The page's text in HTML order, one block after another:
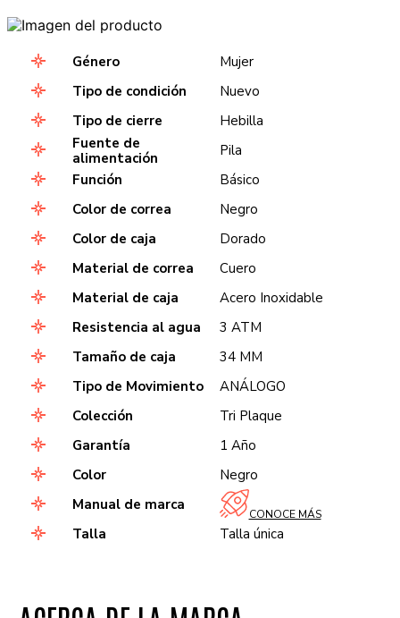
Género
Mujer
Tipo de condición
Nuevo
Tipo de cierre
Hebilla
Fuente de
alimentación
Pila
Función
Básico
Color de correa
Negro
Color de caja
Dorado
Material de correa
Cuero
Material de caja
Acero Inoxidable
Resistencia al agua
3 ATM
Tamaño de caja
34 MM
Tipo de Movimiento
ANÁLOGO
Colección
Tri Plaque
Garantía
1 Año
Color
Negro
Manual de marca
CONOCE MÁS
Talla Talla única